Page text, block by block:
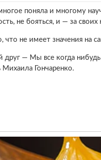
поняла и многому
не бояться, и — за
что не имеет значения на
друг — Мы все когда
Гончаренко.